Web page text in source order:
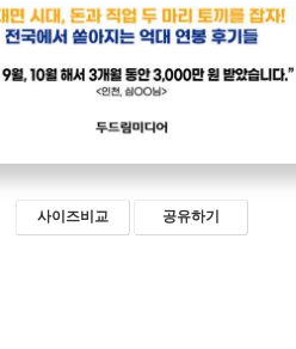
사이즈비교 공유하기